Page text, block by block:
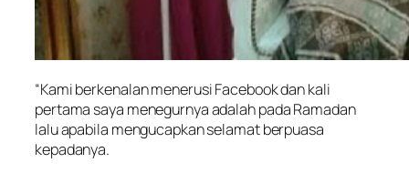
“Kami berkenalan menerusi Facebook dan kali
pertama saya menegurnya adalah pada Ramadan
lalu apabila mengucapkan selamat berpuasa
kepadanya.